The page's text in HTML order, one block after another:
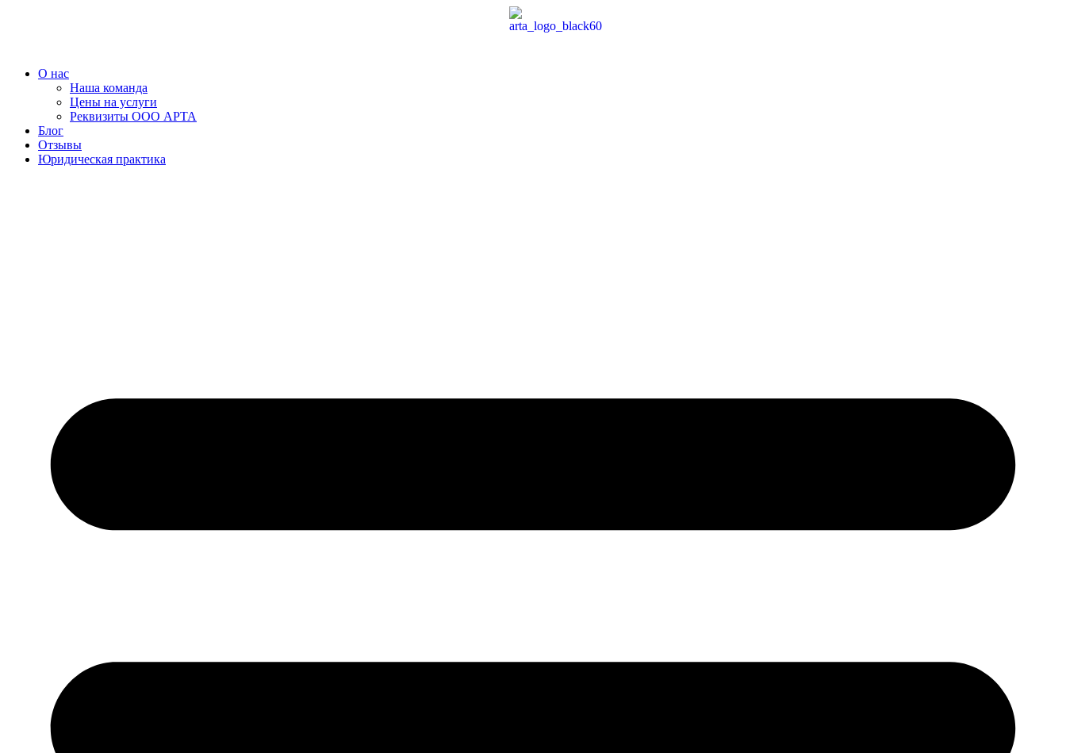
О нас
Наша команда
Цены на услуги
Реквизиты ООО АРТА
Блог
Отзывы
Юридическая практика